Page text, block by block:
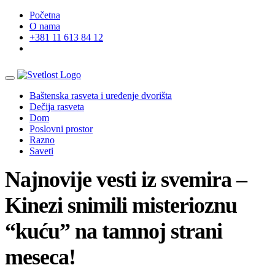
Početna
O nama
+381 11 613 84 12
Baštenska rasveta i uređenje dvorišta
Dečija rasveta
Dom
Poslovni prostor
Razno
Saveti
Najnovije vesti iz svemira –
Kinezi snimili misterioznu
“kuću” na tamnoj strani
meseca!